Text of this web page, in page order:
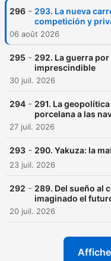
296 - 293. La nueva
competición y
06 août 2026
295 - 292. La guerra
imprescindible
30 juil. 2026
294 - 291. La
porcelana a las
27 juil. 2026
293 - 290. Yakuza: la
23 juil. 2026
292 - 289. Del sueño al
imaginado el
20 juil. 2026